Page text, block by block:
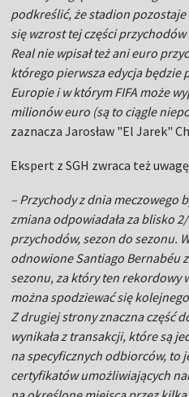
podkreślić, że stadion pozostaje
się wzrost tej części
Real nie wpisał też ani euro
którego pierwsza edycja będzie
Europie i w którym FIFA może
milionów euro (są to ciągle
zaznacza Jarosław "El Jarek"
Ekspert z SGH zwraca też
– Przychody z dnia meczowego
zmiana odpowiadała za blisko
przychodów, sezon do sezonu.
odnowione Santiago Bernabéu
sezonu, za który ten rekordowy
można spodziewać się
Z drugiej strony znaczna część
wynikała z transakcji, które są
na specyficznych odbiorców, to
certyfikatów umożliwiających